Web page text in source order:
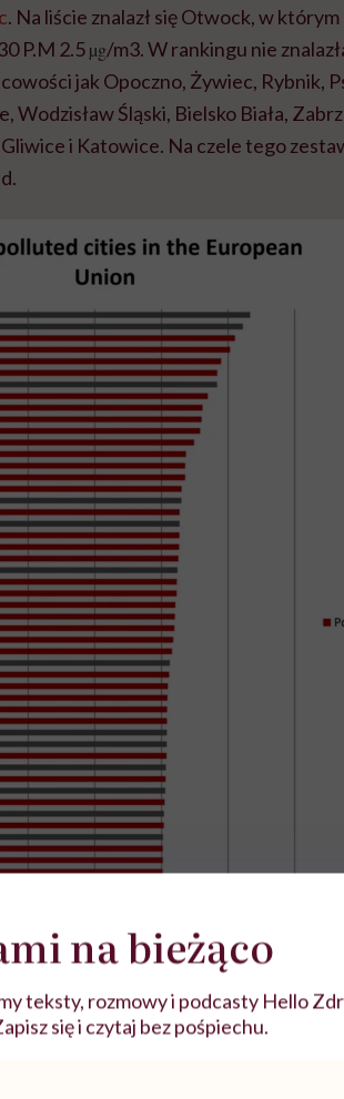
. Na liście znalazł się Otwock, w
P.M 2.5µg/m3. W rankingu nie
jak Opoczno, Żywiec, Rybnik,
Wodzisław Śląski, Bielsko Biała,
i Katowice. Na czele tego
na bieżąco
teksty, rozmowy i podcasty Hello
się i czytaj bez pośpiechu.